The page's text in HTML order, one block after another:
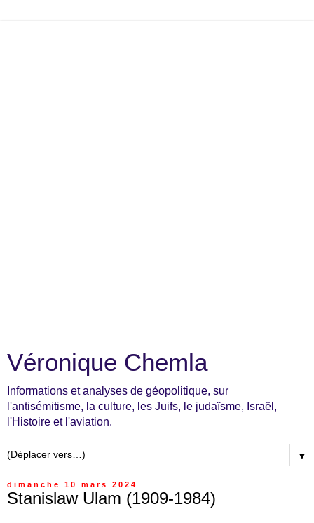
Véronique Chemla
Informations et analyses de géopolitique, sur
l'antisémitisme, la culture, les Juifs, le judaïsme, Israël,
l'Histoire et l'aviation.
▼
dimanche 10 mars 2024
Stanislaw Ulam (1909-1984)